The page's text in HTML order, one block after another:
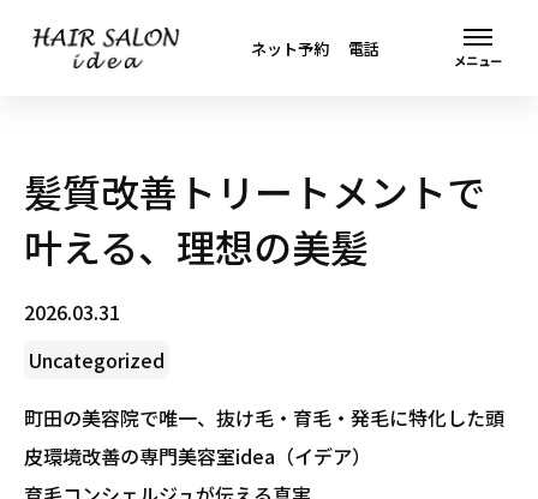
ネット予約 電話
髪質改善トリートメントで
叶える、理想の美髪
2026.03.31
Uncategorized
町田の美容院で唯一、抜け毛・育毛・発毛に特化した頭
皮環境改善の専門美容室idea（イデア）